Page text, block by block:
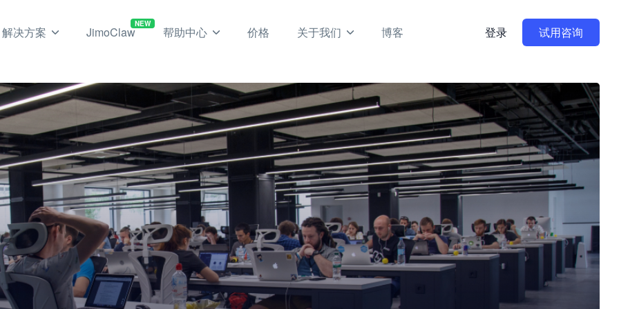
解决方案 JimoClaw
NEW
帮助中心 价格 关于我们 博客 登录 试用咨询